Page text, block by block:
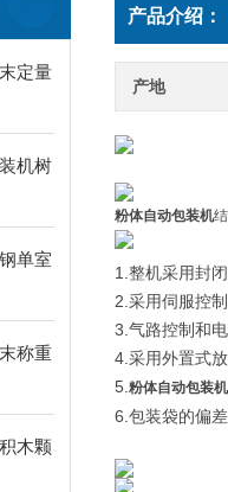
定量
机树
单室
称重
木颗
产品介绍：
产地
粉体自动包装机
1.整机采用封
2.采用伺服控
3.气路控制和
4.采用外置式
5. 粉体自动包装机
6.包装袋的偏